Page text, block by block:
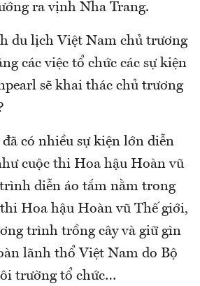
ra vịnh Nha Trang.
du lịch Việt Nam chủ trương
các việc tổ chức các sự kiện
sẽ khai thác chủ trương
có nhiều sự kiện lớn diễn
cuộc thi Hoa hậu Hoàn vũ
diễn áo tắm nằm trong
Hoa hậu Hoàn vũ Thế giới,
trình trồng cây và giữ gìn
lãnh thổ Việt Nam do Bộ
trường tổ chức…